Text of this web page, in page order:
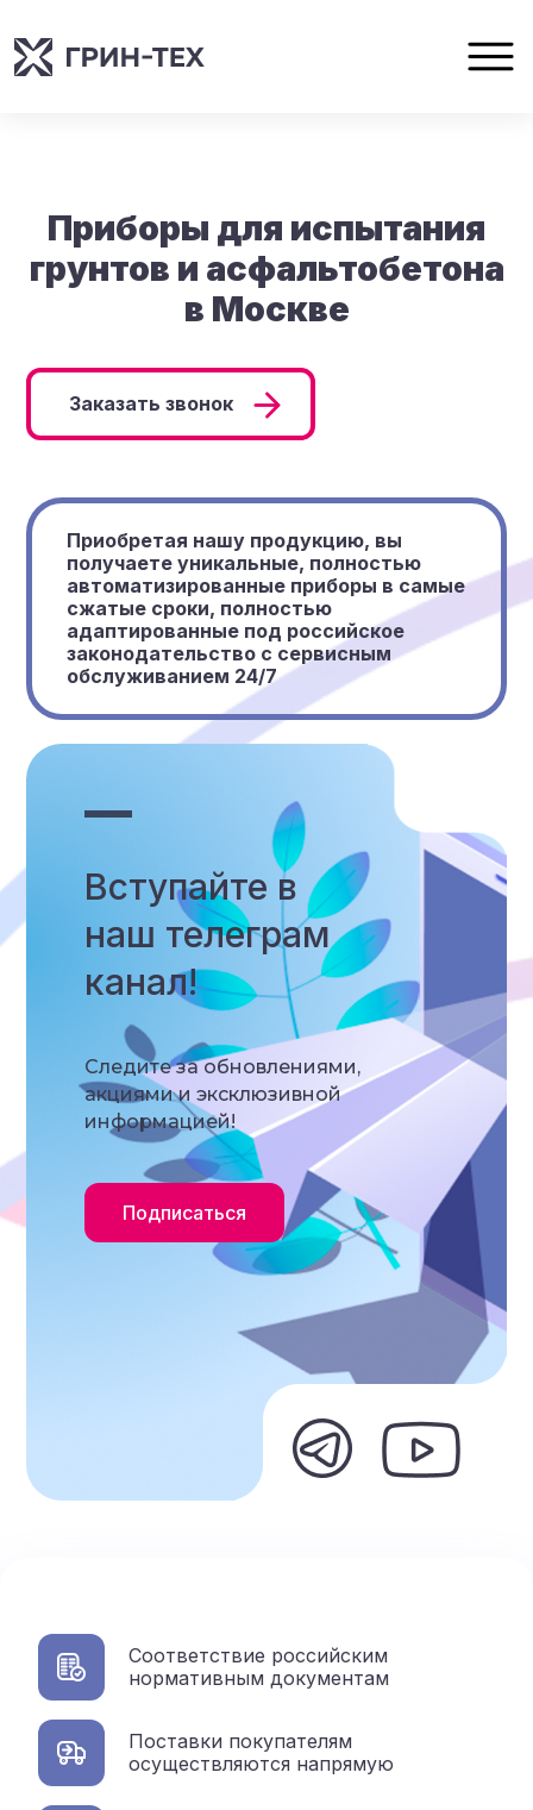
Приборы для испытания
грунтов и асфальтобетона
в Москве
Заказать звонок
Приобретая нашу продукцию, вы
получаете уникальные, полностью
автоматизированные приборы в самые
сжатые сроки, полностью
адаптированные под российское
законодательство с сервисным
обслуживанием 24/7
Вступайте в
наш телеграм
канал!
Следите за обновлениями,
акциями и эксклюзивной
информацией!
Подписаться
Соответствие российским
нормативным документам
Поставки покупателям
осуществляются напрямую